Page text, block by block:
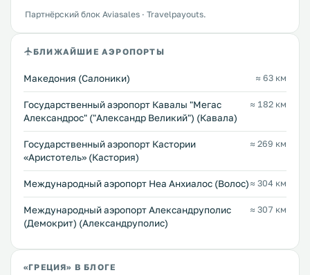
Партнёрский блок Aviasales · Travelpayouts.
БЛИЖАЙШИЕ АЭРОПОРТЫ
Македония (Салоники) ≈ 63 км
Государственный аэропорт Кавалы "Мегас
Александрос" ("Александр Великий") (Кавала)
≈ 182 км
Государственный аэропорт Кастории
«Аристотель» (Кастория)
≈ 269 км
Международный аэропорт Неа Анхиалос (Волос) ≈ 304 км
Междунарoдный аэропорт Александруполис
(Демокрит) (Александруполис)
≈ 307 км
«ГРЕЦИЯ» В БЛОГЕ